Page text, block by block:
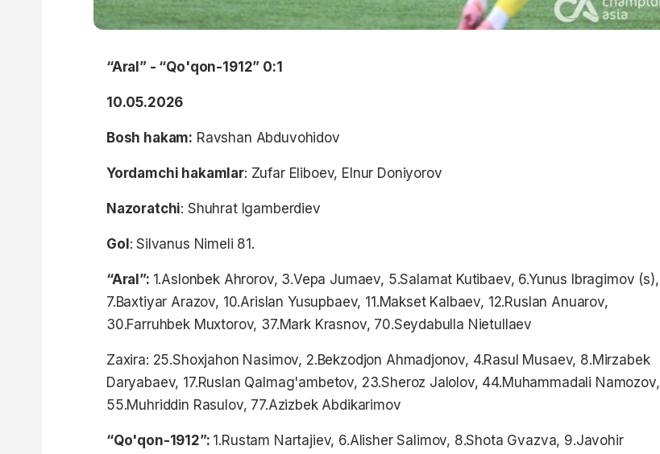
“Aral” - “Qo'qon-1912” 0:1
10.05.2026
Bosh hakam: Ravshan Abduvohidov
Yordamchi hakamlar: Zufar Eliboev, Elnur Doniyorov
Nazoratchi: Shuhrat Igamberdiev
Gol : Silvanus Nimeli 81.
“Aral”: 1.Aslonbek Ahrorov, 3.Vepa Jumaev, 5.Salamat Kutibaev, 6.Yunus Ibragimov (s),
7.Baxtiyar Arazov, 10.Arislan Yusupbaev, 11.Makset Kalbaev, 12.Ruslan Anuarov,
30.Farruhbek Muxtorov, 37.Mark Krasnov, 70.Seydabulla Nietullaev
Zaxira: 25.Shoxjahon Nasimov, 2.Bekzodjon Ahmadjonov, 4.Rasul Musaev, 8.Mirzabek
Daryabaev, 17.Ruslan Qalmag'ambetov, 23.Sheroz Jalolov, 44.Muhammadali Namozov,
55.Muhriddin Rasulov, 77.Azizbek Abdikarimov
“Qo'qon-1912”: 1.Rustam Nartajiev, 6.Alisher Salimov, 8.Shota Gvazva, 9.Javohir